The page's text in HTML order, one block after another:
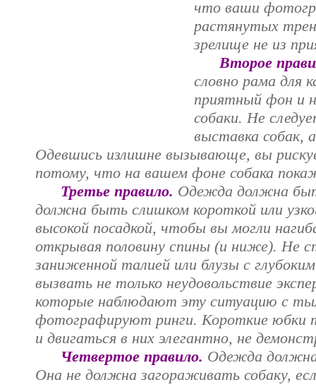
что ваши
растянутых
зрелище не из
Второе
словно рама для
приятный фон и
собаки. Не
выставка собак,
Одевшись излишне вызывающе, вы
потому, что на вашем фоне собака
Третье правило. Одежда должна
должна быть слишком короткой или
высокой посадкой, чтобы вы могли
открывая половину спины (и ниже). Не
заниженной талией или блузы с
вызвать не только неудовольствие
которые наблюдают эту ситуацию с
фотографируют ринги. Короткие
и двигаться в них элегантно, не
Четвертое правило. Одежда
Она не должна загораживать собаку,